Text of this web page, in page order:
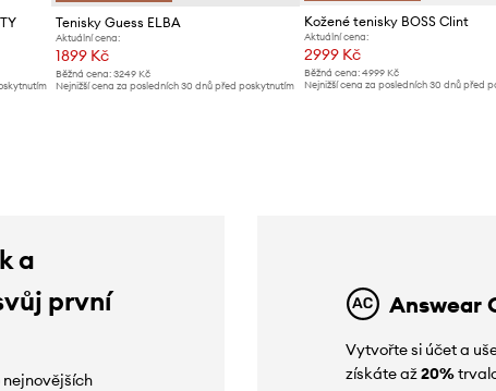
Tenisky Guess ELBA
Aktuální cena:
1899 Kč
Běžná cena: 3249 Kč
Nejnižší cena za posledních 30 dnů před poskytnutím
Kožené tenisky BOSS Clint
Aktuální cena:
2999 Kč
Běžná cena: 4999 Kč
Nejnižší cena za posledních 30 dnů před
a
první
nejnovějších
Answear
Vytvořte si účet a
získáte až20%